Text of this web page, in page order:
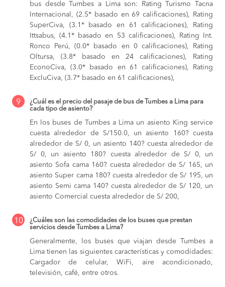
bus desde Tumbes a Lima son: Rating Turismo Tacna
Internacional, (2.5* basado en 69 calificaciones), Rating
SuperCiva, (3.1* basado en 61 calificaciones), Rating
Ittsabus, (4.1* basado en 53 calificaciones), Rating Int.
Ronco Perú, (0.0* basado en 0 calificaciones), Rating
Oltursa, (3.8* basado en 24 calificaciones), Rating
EconoCiva, (3.0* basado en 61 calificaciones), Rating
ExcluCiva, (3.7* basado en 61 calificaciones),
9
¿Cuál es el precio del pasaje de bus de Tumbes a Lima para
cada tipo de asiento?
En los buses de Tumbes a Lima un asiento King service
cuesta alrededor de S/150.0, un asiento 160? cuesta
alrededor de S/ 0, un asiento 140? cuesta alrededor de
S/ 0, un asiento 180? cuesta alrededor de S/ 0, un
asiento Sofa cama 160? cuesta alrededor de S/ 165, un
asiento Super cama 180? cuesta alrededor de S/ 195, un
asiento Semi cama 140? cuesta alrededor de S/ 120, un
asiento Comercial cuesta alrededor de S/ 200,
10
¿Cuáles son las comodidades de los buses que prestan
servicios desde Tumbes a Lima?
Generalmente, los buses que viajan desde Tumbes a
Lima tienen las siguientes características y comodidades:
Cargador de celular, WiFi, aire acondicionado,
televisión, café, entre otros.